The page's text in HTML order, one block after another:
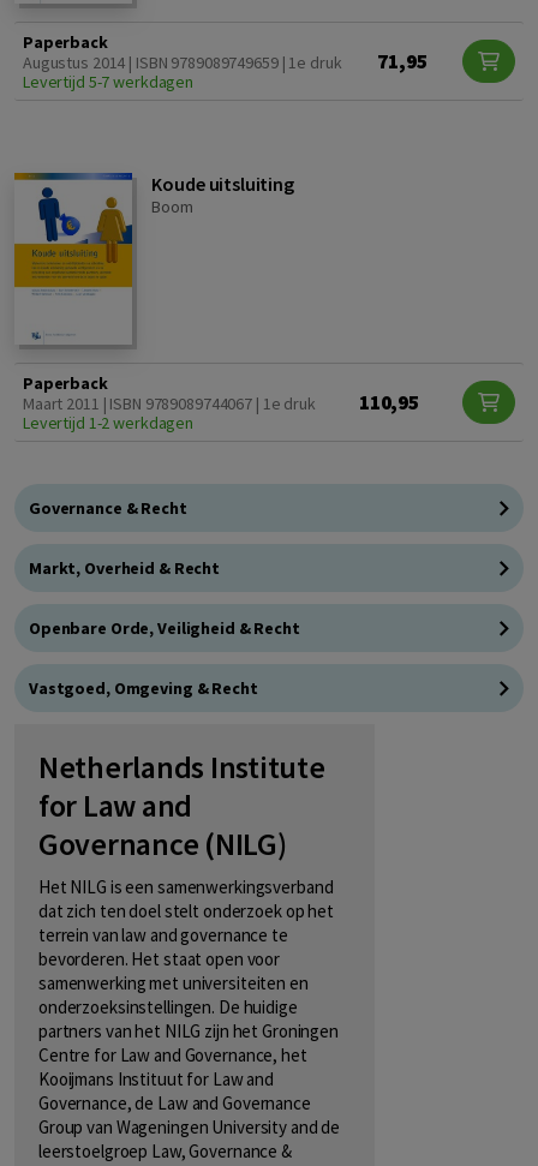
Paperback
Augustus 2014 | ISBN 9789089749659 | 1e druk
Levertijd 5-7 werkdagen
71,95
Koude uitsluiting
Boom
Paperback
Maart 2011 | ISBN 9789089744067 | 1e druk
Levertijd 1-2 werkdagen
110,95
Governance & Recht
Markt, Overheid & Recht
Openbare Orde, Veiligheid & Recht
Vastgoed, Omgeving & Recht
Netherlands Institute
for Law and
Governance (NILG)
Het NILG is een samenwerkingsverband
dat zich ten doel stelt onderzoek op het
terrein van law and governance te
bevorderen. Het staat open voor
samenwerking met universiteiten en
onderzoeksinstellingen. De huidige
partners van het NILG zijn het Groningen
Centre for Law and Governance, het
Kooijmans Instituut for Law and
Governance, de Law and Governance
Group van Wageningen University and de
leerstoelgroep Law, Governance &